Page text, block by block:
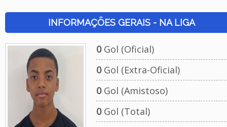
INFORMAÇÕES GERAIS - NA LIGA
0Gol (Oficial)
0Gol (Extra-Oficial)
0Gol (Amistoso)
0Gol (Total)